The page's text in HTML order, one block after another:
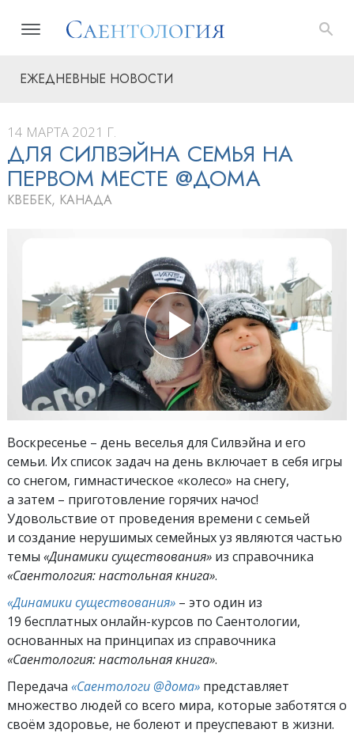
ЕЖЕДНЕВНЫЕ НОВОСТИ
14 МАРТА 2021 Г.
ДЛЯ СИЛВЭЙНА СЕМЬЯ НА
ПЕРВОМ МЕСТЕ @ДОМА
КВЕБЕК, КАНАДА
Воскресенье – день веселья для Силвэйна и его
семьи. Их список задач на день включает в себя игры
со снегом, гимнастическое «колесо» на снегу,
а затем – приготовление горячих начос!
Удовольствие от проведения времени с семьей
и создание нерушимых семейных уз являются частью
темы «Динамики существования» из справочника
«Саентология: настольная книга».
«Динамики существования» – это один из
19 бесплатных онлайн-курсов по Саентологии,
основанных на принципах из справочника
«Саентология: настольная книга».
Передача «Саентологи @дома» представляет
множество людей со всего мира, которые заботятся о
своём здоровье, не болеют и преуспевают в жизни.